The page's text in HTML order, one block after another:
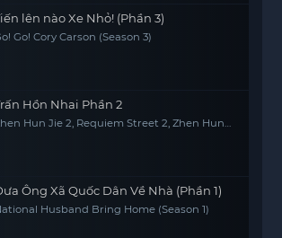
lên nào Xe Nhỏ! (Phần 3)
Go! Cory Carson (Season 3)
Hồn Nhai Phần 2
Hun Jie 2, Requiem Street 2, Zhen Hun
Ông Xã Quốc Dân Về Nhà (Phần 1)
Husband Bring Home (Season 1)